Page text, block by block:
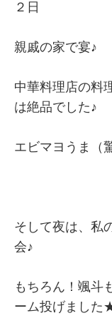
２日
親戚の家で宴♪
中華料理店の料
は絶品でした♪
エビマヨうま（
そして夜は、私
会♪
もちろん！颯斗
ーム投げました